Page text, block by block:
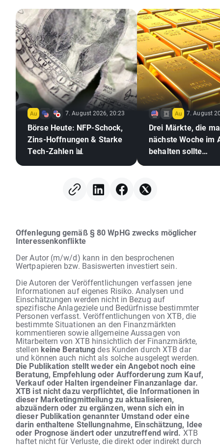
7. August 2026, 20:23
Börse Heute: NFP-Schock,
Zins-Hoffnungen & Starke
Tech-Zahlen 📊
7. August
Drei Märkte, die
nächste Woche im
behalten sollte
Offenlegung gemäß § 80 WpHG zwecks möglicher
Interessenkonflikte
Der Autor (m/w/d) kann in den besprochenen
Wertpapieren bzw. Basiswerten investiert sein.
Die Autoren der Veröffentlichungen verfassen jene
Informationen auf eigenes Risiko. Analysen und
Einschätzungen werden nicht in Bezug auf
spezifische Anlageziele und Bedürfnisse bestimmter
Personen verfasst. Veröffentlichungen von XTB, die
bestimmte Situationen an den Finanzmärkten
kommentieren sowie allgemeine Aussagen von
Mitarbeitern von XTB hinsichtlich der Finanzmärkte,
stellen keine Beratungdes Kunden durch XTB dar
und können auch nicht als solche ausgelegt werden.
Die Publikation stellt weder ein Angebot noch eine
Beratung, Empfehlung oder Aufforderung zum Kauf,
Verkauf oder Halten irgendeiner Finanzanlage dar.
XTB ist nicht dazu verpflichtet, die Informationen in
dieser Marketingmitteilung zu aktualisieren,
abzuändern oder zu ergänzen, wenn sich ein in
dieser Publikation genannter Umstand oder eine
darin enthaltene Stellungnahme, Einschätzung, Idee
oder Prognose ändert oder unzutreffend wird. XTB
haftet nicht für Verluste, die direkt oder indirekt durch